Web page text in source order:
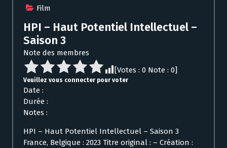
Film
HPI – Haut Potentiel Intellectuel –
Saison 3
Note des membres
[Votes : 0 Note : 0]
Veuillez vous connecter pour voter
Date :
Durée :
Notes :
HPI – Haut Potentiel Intellectuel – Saison 3
France, Belgique : 2023 Titre original : – Création :